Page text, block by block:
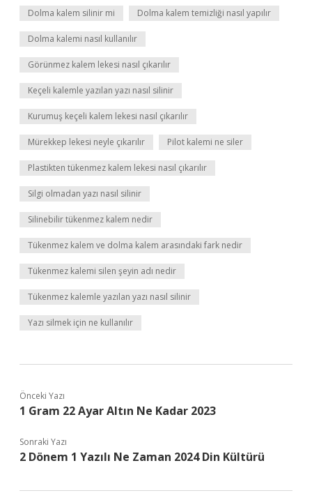
Dolma kalem silinir mi Dolma kalem temizliği nasıl yapılır
Dolma kalemi nasıl kullanılır
Görünmez kalem lekesi nasıl çıkarılır
Keçeli kalemle yazılan yazı nasıl silinir
Kurumuş keçeli kalem lekesi nasıl çıkarılır
Mürekkep lekesi neyle çıkarılır Pilot kalemi ne siler
Plastikten tükenmez kalem lekesi nasıl çıkarılır
Silgi olmadan yazı nasıl silinir
Silinebilir tükenmez kalem nedir
Tükenmez kalem ve dolma kalem arasındaki fark nedir
Tükenmez kalemi silen şeyin adı nedir
Tükenmez kalemle yazılan yazı nasıl silinir
Yazı silmek için ne kullanılır
Önceki Yazı
1 Gram 22 Ayar Altın Ne Kadar 2023
Sonraki Yazı
2 Dönem 1 Yazılı Ne Zaman 2024 Din Kültürü